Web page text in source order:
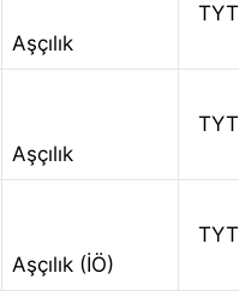
Aşçılık
TYT
Aşçılık
TYT
Aşçılık (İÖ)
TYT